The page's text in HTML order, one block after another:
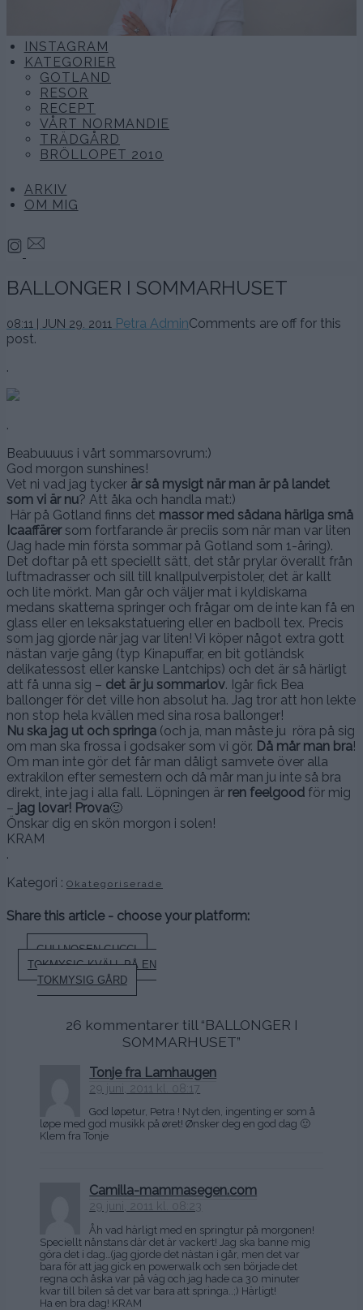
INSTAGRAM
KATEGORIER
GOTLAND
RESOR
RECEPT
VÅRT NORMANDIE
TRÄDGÅRD
BRÖLLOPET 2010
ARKIV
OM MIG
BALLONGER I SOMMARHUSET
08:11 | JUN 29. 2011 Petra AdminComments are off for this
post.
.
.
Beabuuuus i vårt sommarsovrum:)
God morgon sunshines!
Vet ni vad jag tycker är så mysigt när man är på landet
som vi är nu? Att åka och handla mat:)
Här på Gotland finns det massor med sådana härliga små
Icaaffärersom fortfarande är preciis som när man var liten
(Jag hade min första sommar på Gotland som 1-åring).
Det doftar på ett speciellt sätt, det står prylar överallt från
luftmadrasser och sill till knallpulverpistoler, det är kallt
och lite mörkt. Man går och väljer mat i kyldiskarna
medans skatterna springer och frågar om de inte kan få en
glass eller en leksakstatuering eller en badboll tex. Precis
som jag gjorde när jag var liten! Vi köper något extra gott
nästan varje gång (typ Kinapuffar, en bit gotländsk
delikatessost eller kanske Lantchips) och det är så härligt
att få unna sig – det är ju sommarlov. Igår fick Bea
ballonger för det ville hon absolut ha. Jag tror att hon lekte
non stop hela kvällen med sina rosa ballonger!
Nu ska jag ut och springa (och ja, man måste ju röra på sig
om man ska frossa i godsaker som vi gör. Då mår man bra!
Om man inte gör det får man dåligt samvete över alla
extrakilon efter semestern och då mår man ju inte så bra
direkt, inte jag i alla fall. Löpningen är ren feelgood för mig
– jag lovar! Prova🙂
Önskar dig en skön morgon i solen!
KRAM
.
Kategori : Okategoriserade
Share this article - choose your platform:
Inläggsnavigering
GULLNOSEN GUCCI
TOKMYSIG KVÄLL PÅ EN
TOKMYSIG GÅRD
26 kommentarer till “BALLONGER I
SOMMARHUSET”
Tonje fra Lamhaugen
29 juni, 2011 kl. 08:17
God løpetur, Petra ! Nyt den, ingenting er som å
løpe med god musikk på øret! Ønsker deg en god dag 🙂
Klem fra Tonje
Camilla-mammasegen.com
29 juni, 2011 kl. 08:23
Åh vad härligt med en springtur på morgonen!
Speciellt nånstans där det är vackert! Jag ska banne mig
göra det i dag…(jag gjorde det nästan i går, men det var
bara för att jag gick en powerwalk och sen började det
regna och åska var på väg och jag hade ca 30 minuter
kvar till bilen så det var bara att springa..;) Härligt!
Ha en bra dag! KRAM